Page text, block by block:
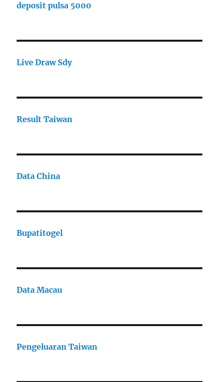
deposit pulsa 5000
Live Draw Sdy
Result Taiwan
Data China
Bupatitogel
Data Macau
Pengeluaran Taiwan